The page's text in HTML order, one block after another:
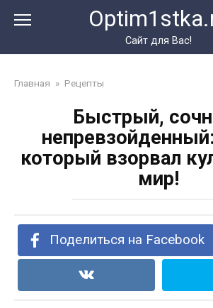
Сайт для Вас!
Главная » Рецепты
Быстрый,
который взорвал
мир!
Поделиться на Facebook